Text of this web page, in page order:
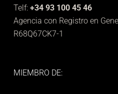
Telf: +34 93 100 45 46
Agencia con Registro en
R68Q67CK7-1
MIEMBRO DE: